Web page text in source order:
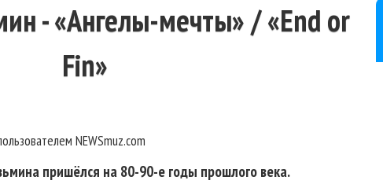
- «Ангелы-мечты» / «End or
Fin»
NEWSmuz.com
пришёлся на 80-90-е годы прошлого века.